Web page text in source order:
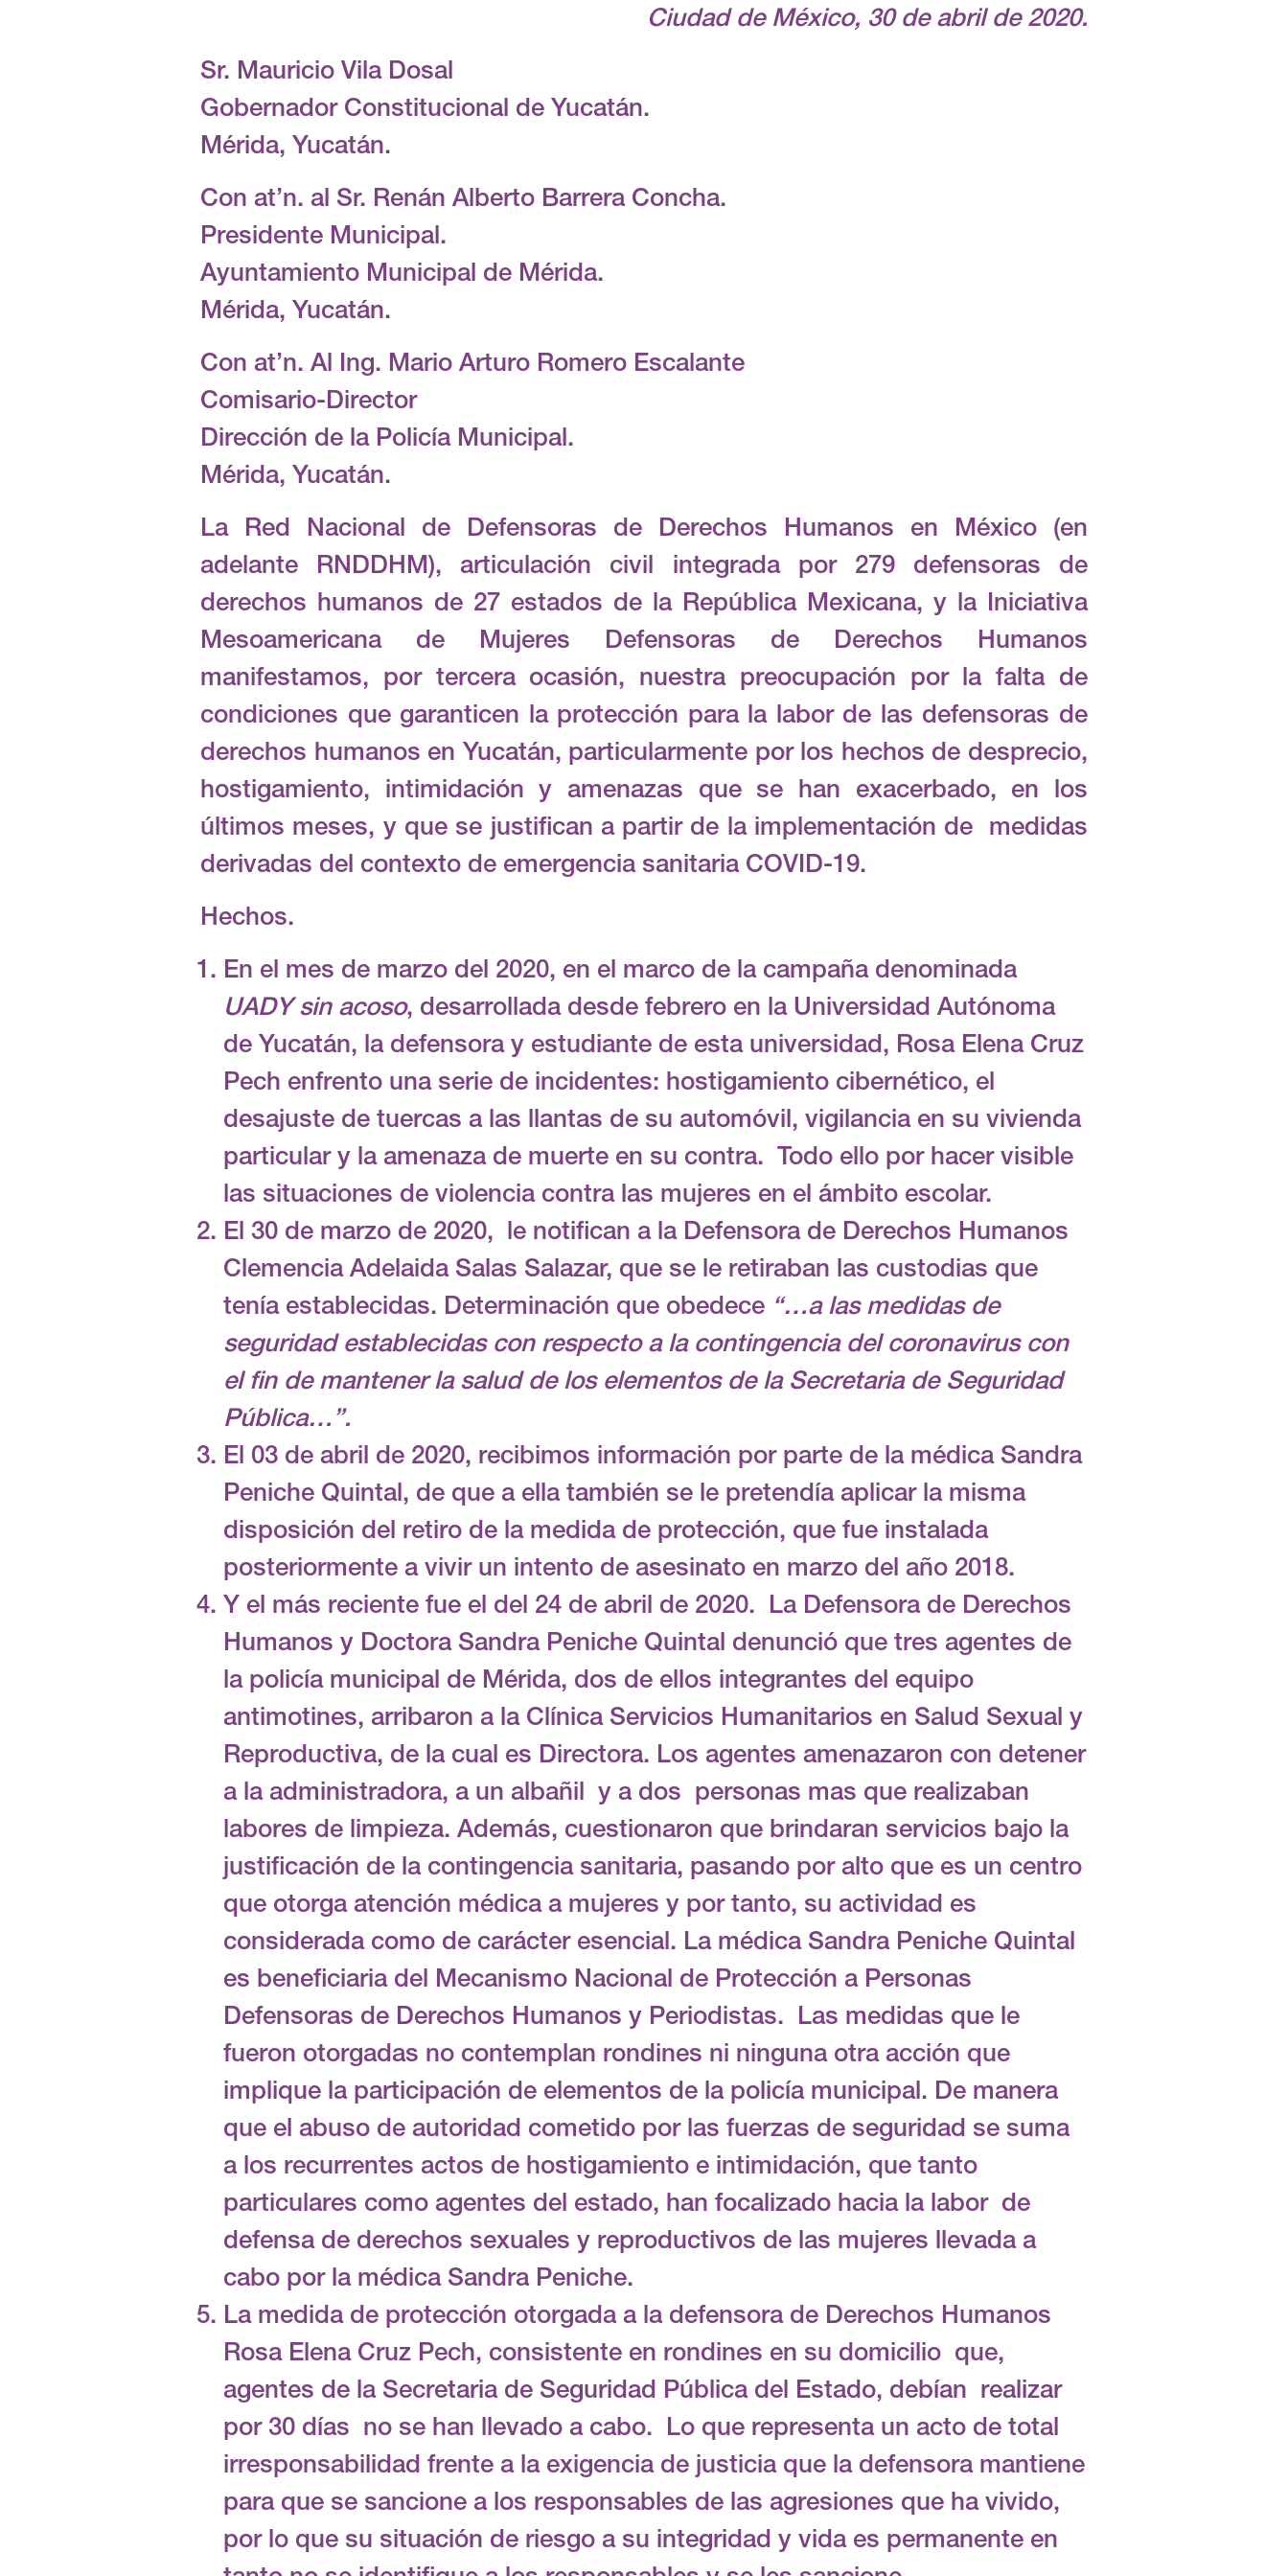
Ciudad de México, 30 de abril de 2020.
Sr. Mauricio Vila Dosal
Gobernador Constitucional de Yucatán.
Mérida, Yucatán.
Con at’n. al Sr. Renán Alberto Barrera Concha.
Presidente Municipal.
Ayuntamiento Municipal de Mérida.
Mérida, Yucatán.
Con at’n. Al Ing. Mario Arturo Romero Escalante
Comisario-Director
Dirección de la Policía Municipal.
Mérida, Yucatán.
La Red Nacional de Defensoras de Derechos Humanos en México (en
adelante RNDDHM), articulación civil integrada por 279 defensoras de
derechos humanos de 27 estados de la República Mexicana, y la Iniciativa
Mesoamericana de Mujeres Defensoras de Derechos Humanos
manifestamos, por tercera ocasión, nuestra preocupación por la falta de
condiciones que garanticen la protección para la labor de las defensoras de
derechos humanos en Yucatán, particularmente por los hechos de desprecio,
hostigamiento, intimidación y amenazas que se han exacerbado, en los
últimos meses, y que se justifican a partir de la implementación de medidas
derivadas del contexto de emergencia sanitaria COVID-19.
Hechos.
En el mes de marzo del 2020, en el marco de la campaña denominada
UADY sin acoso, desarrollada desde febrero en la Universidad Autónoma
de Yucatán, la defensora y estudiante de esta universidad, Rosa Elena Cruz
Pech enfrento una serie de incidentes: hostigamiento cibernético, el
desajuste de tuercas a las llantas de su automóvil, vigilancia en su vivienda
particular y la amenaza de muerte en su contra. Todo ello por hacer visible
las situaciones de violencia contra las mujeres en el ámbito escolar.
El 30 de marzo de 2020, le notifican a la Defensora de Derechos Humanos
Clemencia Adelaida Salas Salazar, que se le retiraban las custodias que
tenía establecidas. Determinación que obedece “…a las medidas de
seguridad establecidas con respecto a la contingencia del coronavirus con
el fin de mantener la salud de los elementos de la Secretaria de Seguridad
Pública…”.
El 03 de abril de 2020, recibimos información por parte de la médica Sandra
Peniche Quintal, de que a ella también se le pretendía aplicar la misma
disposición del retiro de la medida de protección, que fue instalada
posteriormente a vivir un intento de asesinato en marzo del año 2018.
Y el más reciente fue el del 24 de abril de 2020. La Defensora de Derechos
Humanos y Doctora Sandra Peniche Quintal denunció que tres agentes de
la policía municipal de Mérida, dos de ellos integrantes del equipo
antimotines, arribaron a la Clínica Servicios Humanitarios en Salud Sexual y
Reproductiva, de la cual es Directora. Los agentes amenazaron con detener
a la administradora, a un albañil y a dos personas mas que realizaban
labores de limpieza. Además, cuestionaron que brindaran servicios bajo la
justificación de la contingencia sanitaria, pasando por alto que es un centro
que otorga atención médica a mujeres y por tanto, su actividad es
considerada como de carácter esencial. La médica Sandra Peniche Quintal
es beneficiaria del Mecanismo Nacional de Protección a Personas
Defensoras de Derechos Humanos y Periodistas. Las medidas que le
fueron otorgadas no contemplan rondines ni ninguna otra acción que
implique la participación de elementos de la policía municipal. De manera
que el abuso de autoridad cometido por las fuerzas de seguridad se suma
a los recurrentes actos de hostigamiento e intimidación, que tanto
particulares como agentes del estado, han focalizado hacia la labor de
defensa de derechos sexuales y reproductivos de las mujeres llevada a
cabo por la médica Sandra Peniche.
La medida de protección otorgada a la defensora de Derechos Humanos
Rosa Elena Cruz Pech, consistente en rondines en su domicilio que,
agentes de la Secretaria de Seguridad Pública del Estado, debían realizar
por 30 días no se han llevado a cabo. Lo que representa un acto de total
irresponsabilidad frente a la exigencia de justicia que la defensora mantiene
para que se sancione a los responsables de las agresiones que ha vivido,
por lo que su situación de riesgo a su integridad y vida es permanente en